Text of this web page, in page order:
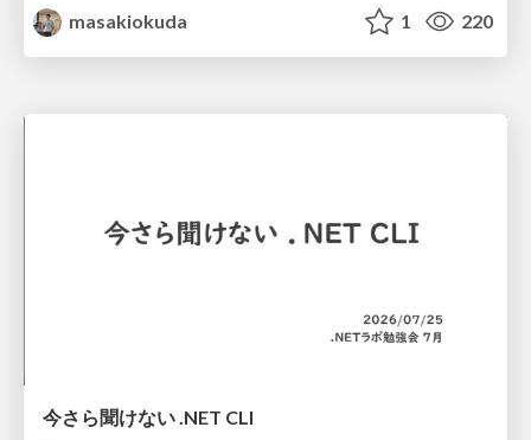
masakiokuda
1 220
今さら聞けない .NET CLI